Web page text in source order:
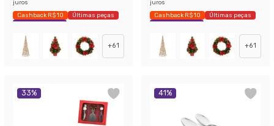
juros
Cashback R$ 10
Últimas peças
Economize 40%
+61
juros
Cashback R$ 10
Últimas peças
Economize 40%
+61
33% 41%